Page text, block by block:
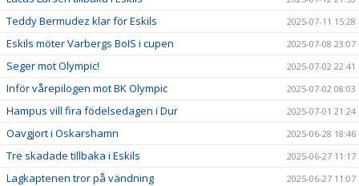
Teddy Bermudez klar för Eskils 2025-07-11 15:28
Eskils möter Varbergs BoIS i cupen 2025-07-08 23:07
Seger mot Olympic! 2025-07-02 22:41
Inför vårepilogen mot BK Olympic 2025-07-02 08:03
Hampus vill fira födelsedagen i Dur 2025-07-01 21:24
Oavgjort i Oskarshamn 2025-06-28 18:46
Tre skadade tillbaka i Eskils 2025-06-27 11:17
Lagkaptenen tror på vändning 2025-06-27 11:07